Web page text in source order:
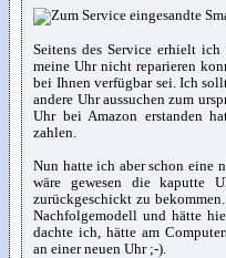
Seitens des Service erhielt
meine Uhr nicht reparieren
bei Ihnen verfügbar sei. Ich
andere Uhr aussuchen zum
Uhr bei Amazon erstanden
zahlen.
Nun hatte ich aber schon eine
wäre gewesen die kaputte
zurückgeschickt zu
Nachfolgemodell und hätte
dachte ich, hätte am
an einer neuen Uhr ;-).